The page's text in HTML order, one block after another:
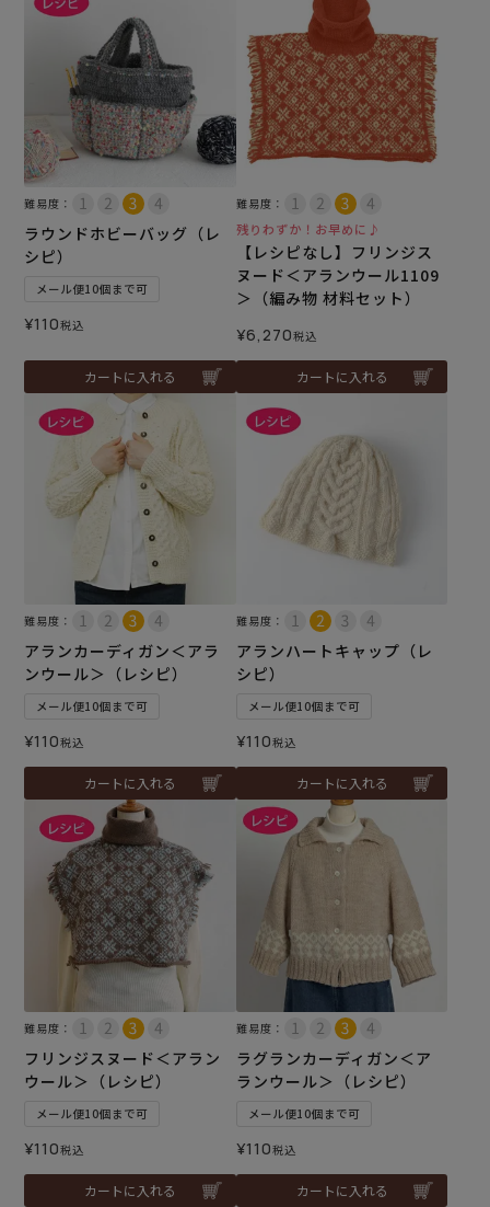
難易度：
ラウンドホビーバッグ（レ
シピ）
メール便10個まで可
¥110税込
カートに入れる
難易度：
残りわずか！お早めに♪
【レシピなし】フリンジス
ヌード＜アランウール1109
＞（編み物 材料セット）
¥6,270税込
カートに入れる
難易度：
アランカーディガン＜アラ
ンウール＞（レシピ）
メール便10個まで可
¥110税込
カートに入れる
難易度：
アランハートキャップ（レ
シピ）
メール便10個まで可
¥110税込
カートに入れる
難易度：
フリンジスヌード＜アラン
ウール＞（レシピ）
メール便10個まで可
¥110税込
カートに入れる
難易度：
ラグランカーディガン＜ア
ランウール＞（レシピ）
メール便10個まで可
¥110税込
カートに入れる